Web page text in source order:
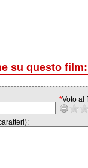
su questo
*Voto al